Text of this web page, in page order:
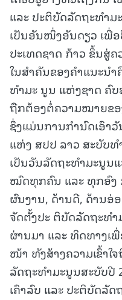
ແລະ ປະຕິບັດລັດຖະທຳ
ເປັນອັນໜຶ່ງອັນດຽວ ເພື່
ປະເທດຊາດ ກ້າວ ຂຶ້ນສູ່
ໃນສຳຄັນຂອງຄຳແນະນ
ທຳມະ ນູນ ແຫ່ງຊາດ ຄົບ
ຖືກຕ້ອງຕໍ່ຄວາມໝາຍຂ
ຊຶ່ງແມ່ນການກຳນົດເອົາ
ແຫ່ງ ສປປ ລາວ ສະບັບທ
ເປັນວັນລັດຖະທຳມະນູນ
ໝົດທຸກຄົນ ແລະ ທຸກອົງ
ຜົນງານ, ດ້ານດີ, ດ້ານອ່
ຈັດຕັ້ງປະ ຕິບັດລັດຖະທ
ຜ່ານມາ ແລະ ທິດທາງເ
ໜ້າ ທັງສ້າງຄວາມເຂົ້າໃ
ລັດຖະທຳມະນູນສະບັບປີ
ເຄົາລົບ ແລະ ປະຕິບັດລັ